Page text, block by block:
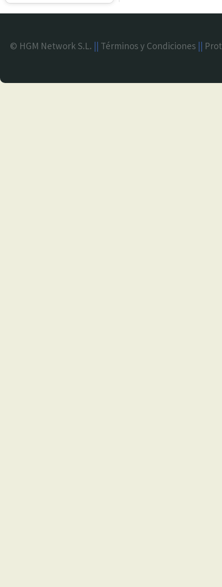
© HGM Network S.L. || Términos y Condiciones ||